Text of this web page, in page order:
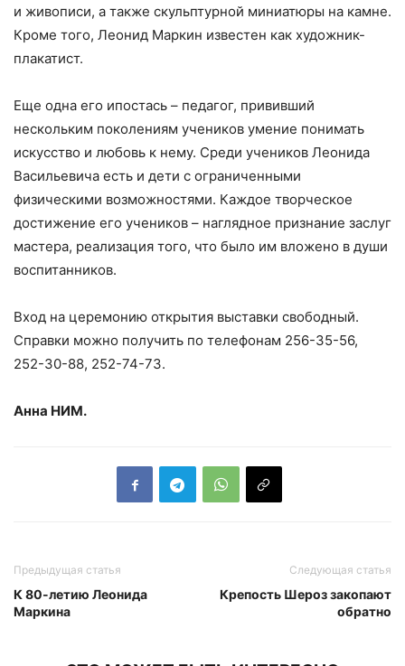
и живописи, а также скульптурной миниатюры на камне.
Кроме того, Леонид Маркин известен как художник-
плакатист.
Еще одна его ипостась – педагог, прививший
нескольким поколениям учеников умение понимать
искусство и любовь к нему. Среди учеников Леонида
Васильевича есть и дети с ограниченными
физическими возможностями. Каждое творческое
достижение его учеников – наглядное признание заслуг
мастера, реализация того, что было им вложено в души
воспитанников.
Вход на церемонию открытия выставки свободный.
Справки можно получить по телефонам 256-35-56,
252-30-88, 252-74-73.
Анна НИМ.
Предыдущая статья
К 80-летию Леонида
Маркина
Следующая статья
Крепость Шероз закопают
обратно